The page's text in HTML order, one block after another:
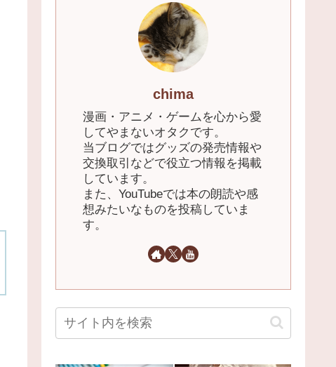
chima
漫画・アニメ・ゲームを心から愛
してやまないオタクです。
当ブログではグッズの発売情報や
交換取引などで役立つ情報を掲載
しています。
また、YouTubeでは本の朗読や感
想みたいなものを投稿していま
す。